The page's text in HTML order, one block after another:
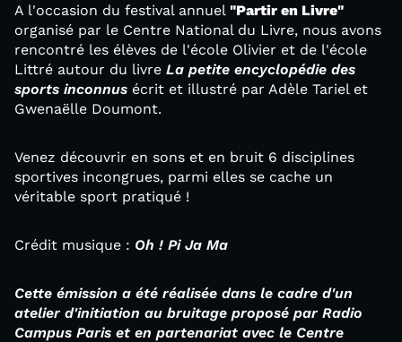
A l'occasion du festival annuel "Partir en Livre"
organisé par le Centre National du Livre, nous avons
rencontré les élèves de l'école Olivier et de l'école
Littré autour du livre La petite encyclopédie des
sports inconnus écrit et illustré par Adèle Tariel et
Gwenaëlle Doumont.
Venez découvrir en sons et en bruit 6 disciplines
sportives incongrues, parmi elles se cache un
véritable sport pratiqué !
Crédit musique : Oh ! Pi Ja Ma
Cette émission a été réalisée dans le cadre d'un
atelier d'initiation au bruitage proposé par Radio
Campus Paris et en partenariat avec le Centre